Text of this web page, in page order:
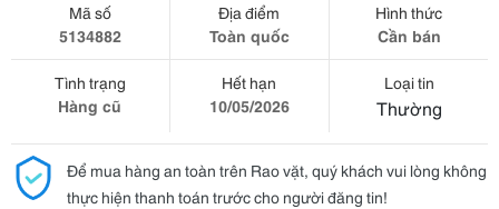
Mã số
5134882
Địa điểm
Toàn quốc
Hình thức
Cần bán
Tình trạng
Hàng cũ
Hết hạn
10/05/2026
Loại tin
Thường
Để mua hàng an toàn trên Rao vặt, quý khách vui lòng không
thực hiện thanh toán trước cho người đăng tin!